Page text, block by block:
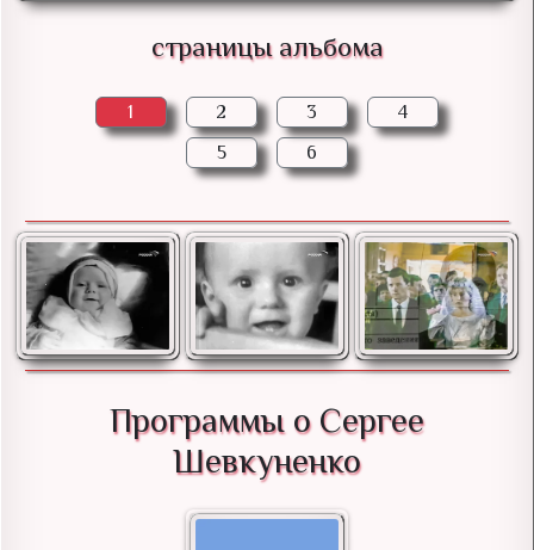
страницы альбома
1 2 3
4
5
6
Программы о Сергее
Шевкуненко